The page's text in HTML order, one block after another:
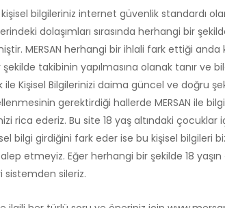
bilgileriniz internet güvenlik standardı
dolaşımları sırasında herhangi bir
MERSAN herhangi bir ihlali fark ettiği
takibinin yapılmasına olanak tanır ve
Kişisel Bilgilerinizi daima güncel ve doğru
gerektirdiği hallerde MERSAN ile
rica ederiz. Bu site 18 yaş altındaki
bilgi girdiğini fark eder ise bu kişisel bilgileri
etmeyiz. Eğer herhangi bir şekilde 18 yaşın
sistemden sileriz.